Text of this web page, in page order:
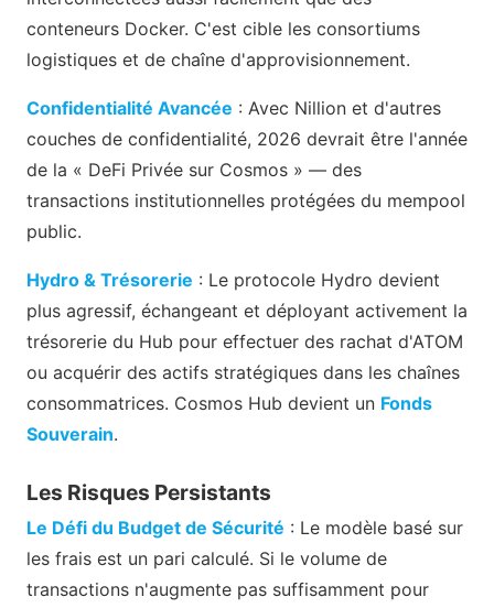
conteneurs Docker. C'est cible les consortiums
logistiques et de chaîne d'approvisionnement.
Confidentialité Avancée : Avec Nillion et d'autres
couches de confidentialité, 2026 devrait être l'année
de la « DeFi Privée sur Cosmos » — des
transactions institutionnelles protégées du mempool
public.
Hydro & Trésorerie : Le protocole Hydro devient
plus agressif, échangeant et déployant activement la
trésorerie du Hub pour effectuer des rachat d'ATOM
ou acquérir des actifs stratégiques dans les chaînes
consommatrices. Cosmos Hub devient un Fonds
Souverain.
Les Risques Persistants
Le Défi du Budget de Sécurité : Le modèle basé sur
les frais est un pari calculé. Si le volume de
transactions n'augmente pas suffisamment pour